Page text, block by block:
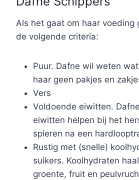
Als het gaat om haar voeding
de volgende criteria:
Puur. Dafne wil weten
haar geen pakjes en
Vers
Voldoende eiwitten.
eiwitten helpen bij het
spieren na een
Rustig met (snelle)
suikers. Koolhydraten
groente, fruit en